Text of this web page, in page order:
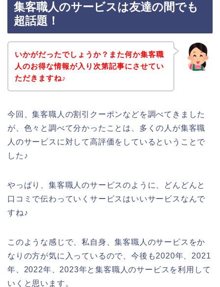
集客職人のサービスは友達の間でも
超話題！
いかがだったでしょうか？また何か集客職
人のお得な情報が入り次第記事にさせてい
ただきますね♪
今回、集客職人の割引クーポンなどを調べてきました
が、色々と調べて分かったことは、多くの人が集客職
人のサービスに対して高評価をしているということで
した♪
やっぱり、集客職人のサービスのように、どんどんと
口コミで伝わっていくサービスはいいサービスなんで
すね♪
このような感じで、私自身、集客職人のサービスをか
なりの方が気に入っているので、今後も2020年、2021
年、2022年、2023年と集客職人のサービスを利用して
いくと思います。